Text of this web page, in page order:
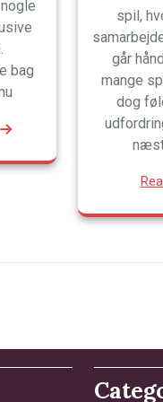
bag
spil,
går
mange
dog